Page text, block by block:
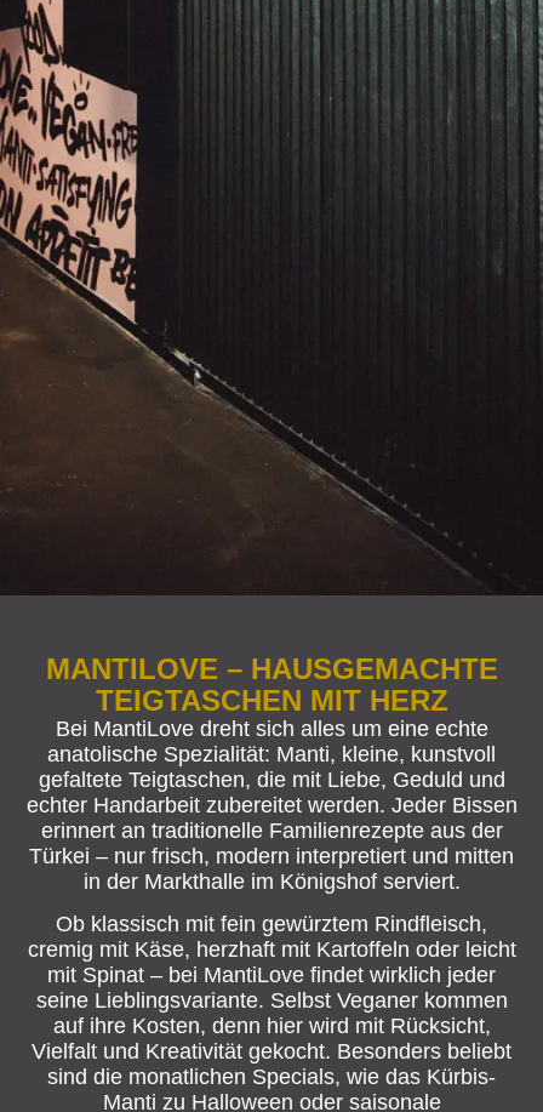
MANTILOVE – HAUSGEMACHTE
TEIGTASCHEN MIT HERZ
Bei MantiLove dreht sich alles um eine echte
anatolische Spezialität: Manti, kleine, kunstvoll
gefaltete Teigtaschen, die mit Liebe, Geduld und
echter Handarbeit zubereitet werden. Jeder Bissen
erinnert an traditionelle Familienrezepte aus der
Türkei – nur frisch, modern interpretiert und mitten
in der Markthalle im Königshof serviert.
Ob klassisch mit fein gewürztem Rindfleisch,
cremig mit Käse, herzhaft mit Kartoffeln oder leicht
mit Spinat – bei MantiLove findet wirklich jeder
seine Lieblingsvariante. Selbst Veganer kommen
auf ihre Kosten, denn hier wird mit Rücksicht,
Vielfalt und Kreativität gekocht. Besonders beliebt
sind die monatlichen Specials, wie das Kürbis-
Manti zu Halloween oder saisonale